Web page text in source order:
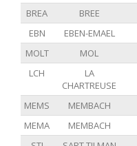
BREA
BREE
EBN
EBEN-EMAEL
MOLT
MOL
LCH
LA
CHARTREUSE
MEMS MEMBACH
MEMA
MEMBACH